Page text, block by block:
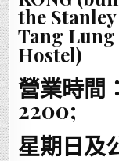
the
Tang Lung
Hostel)
營業時間
2200;
星期日及